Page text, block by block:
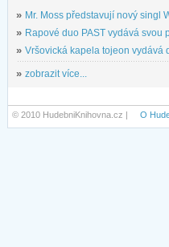
» Mr. Moss představují nový singl
» Rapové duo PAST vydává svou
» Vršovická kapela tojeon vydává
» zobrazit více...
© 2010 HudebniKnihovna.cz | O